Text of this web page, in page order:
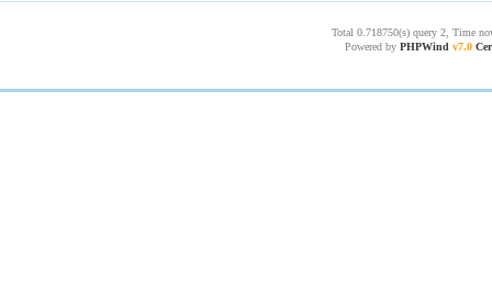
Total 0.718750(s) query 2, Time
Powered by PHPWind v7.0